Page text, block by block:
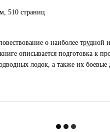
510 страниц
о наиболее
описывается подготовка к
лодок, а также их